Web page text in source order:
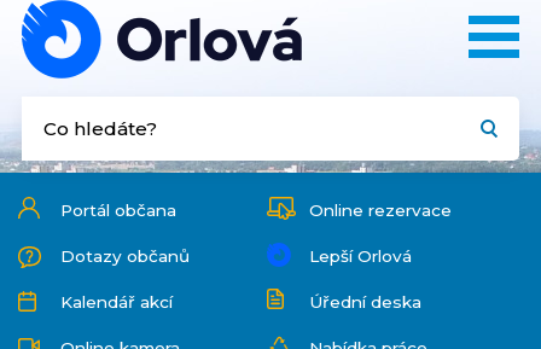
Portál občana Online rezervace
Dotazy občanů Lepší Orlová
Kalendář akcí Úřední deska